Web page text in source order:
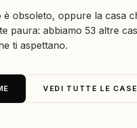
è obsoleto, oppure la casa
paura: abbiamo 53 altre
ti aspettano.
VEDI TUTTE LE